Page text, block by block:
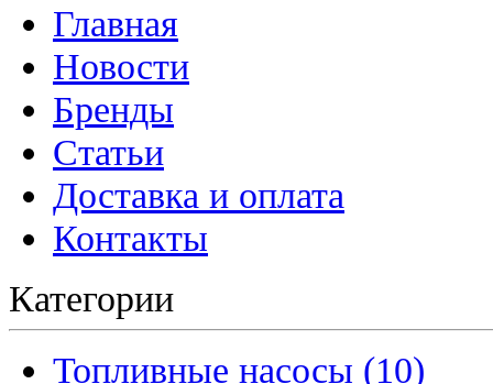
Главная
Новости
Бренды
Статьи
Доставка и оплата
Контакты
Категории
Топливные насосы (10)